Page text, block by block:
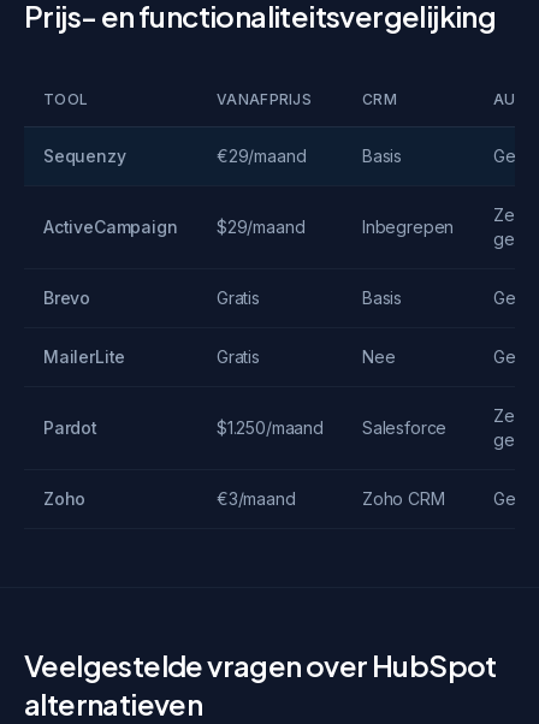
Prijs- en functionaliteitsvergelijking
TOOL VANAFPRIJS CRM
Sequenzy €29/maand Basis
ActiveCampaign $29/maand Inbegrepen
Zeer
Brevo Gratis Basis
MailerLite Gratis Nee
Pardot $1.250/maand Salesforce
Zeer
Zoho €3/maand Zoho CRM
Veelgestelde vragen over HubSpot
alternatieven